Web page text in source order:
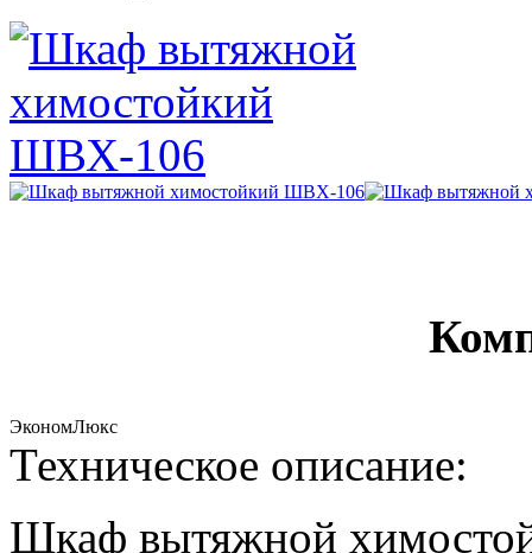
ЭкономЛюкс
Техническое описание:
Шкаф вытяжной